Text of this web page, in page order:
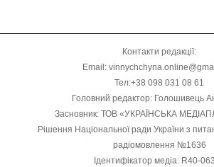
Контакти редакції:
Email:
Тел:+38 098 031 08 61
Головний редактор: Голошивець
Засновник: ТОВ «УКРАЇНСЬКА
Рішення Національної ради України з
радіомовлення №1636
Ідентифікатор медіа: R40-